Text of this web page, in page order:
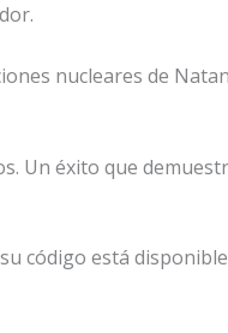
nucleares de
Un éxito que
código está